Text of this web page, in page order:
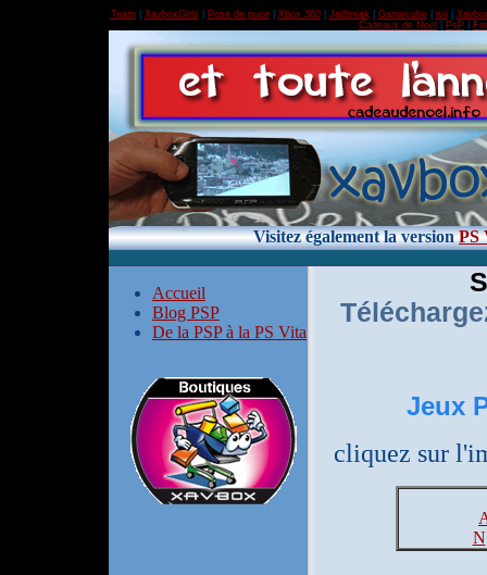
Team XavboxGirls Pose de puce| Xbox 360| Jailbreak| Gamecube| wii|
Cadeaux de Noel
PsP
Visitez également la versionPS
Accueil
Blog PSP
De la PSP à la PS Vita
Jeux
cliquez sur
N